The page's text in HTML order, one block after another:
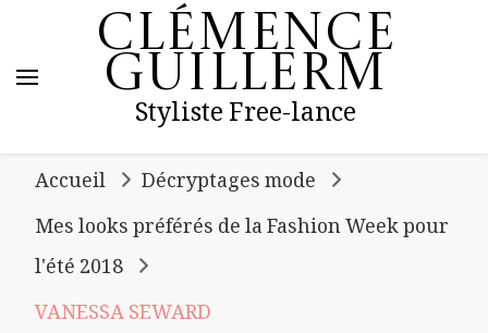
Clémence
Guillerm
Styliste Free-lance
Accueil
Décryptages mode
Mes looks préférés de la Fashion Week pour
l'été 2018
VANESSA SEWARD